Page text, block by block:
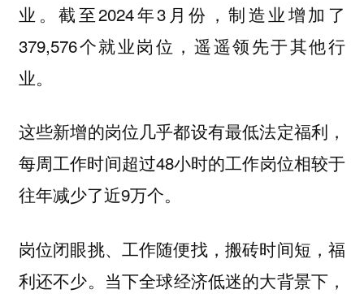
业。截至2024年3月份，制造业增加了
379,576个就业岗位，遥遥领先于其他行
业。
这些新增的岗位几乎都设有最低法定福利，
每周工作时间超过48小时的工作岗位相较于
往年减少了近9万个。
岗位闭眼挑、工作随便找，搬砖时间短，福
利还不少。 当下全球经济低迷的大背景下，